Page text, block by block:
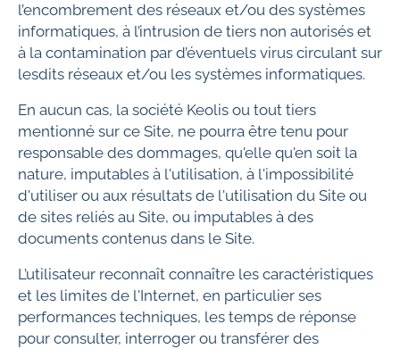
l’encombrement des réseaux et/ou des systèmes
informatiques, à l’intrusion de tiers non autorisés et
à la contamination par d’éventuels virus circulant sur
lesdits réseaux et/ou les systèmes informatiques.
En aucun cas, la société Keolis ou tout tiers
mentionné sur ce Site, ne pourra être tenu pour
responsable des dommages, qu'elle qu'en soit la
nature, imputables à l'utilisation, à l'impossibilité
d'utiliser ou aux résultats de l'utilisation du Site ou
de sites reliés au Site, ou imputables à des
documents contenus dans le Site.
L’utilisateur reconnaît connaître les caractéristiques
et les limites de l'Internet, en particulier ses
performances techniques, les temps de réponse
pour consulter, interroger ou transférer des